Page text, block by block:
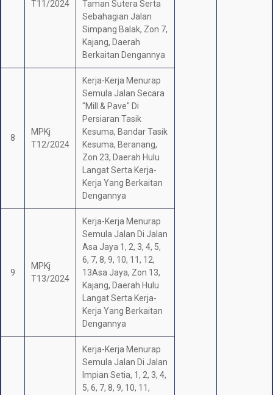
T11/2024
Taman Sutera Serta
Sebahagian Jalan
Simpang Balak, Zon 7,
Kajang, Daerah
Berkaitan Dengannya
8
MPKj
T12/2024
Kerja-Kerja Menurap
Semula Jalan Secara
"Mill & Pave" Di
Persiaran Tasik
Kesuma, Bandar Tasik
Kesuma, Beranang,
Zon 23, Daerah Hulu
Langat Serta Kerja-
Kerja Yang Berkaitan
Dengannya
9
MPKj
T13/2024
Kerja-Kerja Menurap
Semula Jalan Di Jalan
Asa Jaya 1, 2, 3, 4, 5,
6, 7, 8, 9, 10, 11, 12,
13Asa Jaya, Zon 13,
Kajang, Daerah Hulu
Langat Serta Kerja-
Kerja Yang Berkaitan
Dengannya
Kerja-Kerja Menurap
Semula Jalan Di Jalan
Impian Setia, 1, 2, 3, 4,
5, 6, 7, 8, 9, 10, 11,